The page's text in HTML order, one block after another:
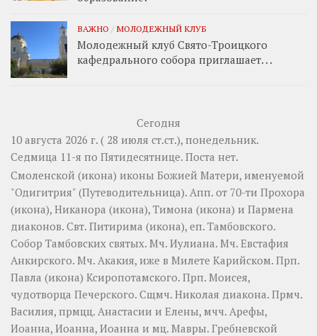
ВАЖНО / МОЛОДЕЖНЫЙ КЛУБ
Молодежный клуб Свято-Троицкого
кафедрального собора приглашает. . .
Сегодня
10 августа 2026 г. ( 28 июля ст.ст.), понедельник.
Седмица 11-я по Пятидесятнице. Поста нет.
Смоленской (икона) иконы Божией Матери, именуемой
"Одигитрия" (Путеводительница). Апп. от 70-ти Прохора
(икона), Никанора (икона), Тимона (икона) и Пармена
диаконов. Свт. Питирима (икона), еп. Тамбовского.
Собор Тамбовских святых. Мч. Иулиана. Мч. Евстафия
Анкирского. Мч. Акакия, иже в Милете Карийском. Прп.
Павла (икона) Ксиропотамского. Прп. Моисея,
чудотворца Печерского. Сщмч. Николая диакона. Прмч.
Василия, прмцц. Анастасии и Елены, мчч. Арефы,
Иоанна, Иоанна, Иоанна и мц. Мавры. Гребневской